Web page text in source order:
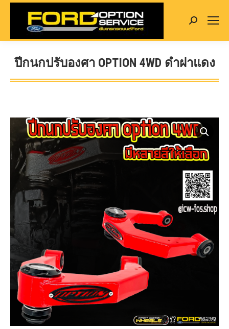
Search:
ปีกนกปรับองศา OPTION 4WD ดำฝาแดง
You are here: